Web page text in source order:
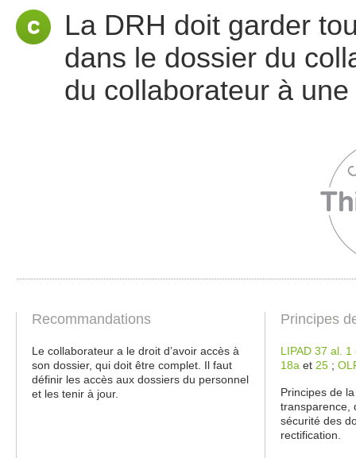
La DRH doit garder
dans le dossier du
du collaborateur à
Recommandations
Le collaborateur a le droit d’avoir accès à
son dossier, qui doit être complet. Il faut
définir les accès aux dossiers du personnel
et les tenir à jour.
Principes
LIPAD 37 al. 1
18a et 25 ;
Principes de
transparence,
sécurité des
rectification.